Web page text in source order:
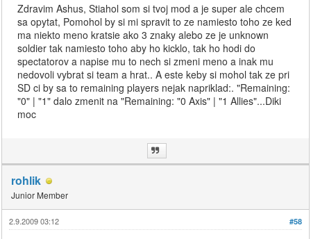
Zdravim Ashus, Stiahol som si tvoj mod a je super ale chcem
sa opytat, Pomohol by si mi spravit to ze namiesto toho ze ked
ma niekto meno kratsie ako 3 znaky alebo ze je unknown
soldier tak namiesto toho aby ho kicklo, tak ho hodi do
spectatorov a napise mu to nech si zmeni meno a inak mu
nedovoli vybrat si team a hrat.. A este keby si mohol tak ze pri
SD ci by sa to remaining players nejak napriklad:. "Remaining:
"0" | "1" dalo zmenit na "Remaining: "0 Axis" | "1 Allies"...Diki
moc
rohlik
Junior Member
#58
2.9.2009 03:12